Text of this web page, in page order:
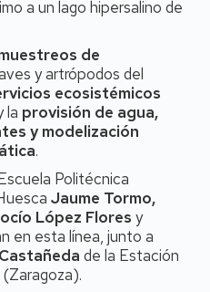
a un lago hipersalino de
de
y artrópodos del
ecosistémicos
la provisión de agua,
y modelización
.
Politécnica
Jaume Tormo,
López Flores y
en esta línea, junto a
de la Estación